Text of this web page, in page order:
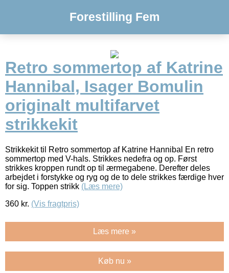
Forestilling Fem
Retro sommertop af Katrine
Hannibal, Isager Bomulin
originalt multifarvet
strikkekit
Strikkekit til Retro sommertop af Katrine Hannibal En retro
sommertop med V-hals. Strikkes nedefra og op. Først
strikkes kroppen rundt op til ærmegabene. Derefter deles
arbejdet i forstykke og ryg og de to dele strikkes færdige hver
for sig. Toppen strikk (Læs mere)
360 kr. (Vis fragtpris)
Læs mere »
Køb nu »